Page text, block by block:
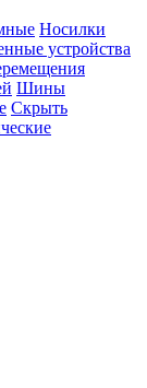
Носилки
устройства
Шины
Скрыть